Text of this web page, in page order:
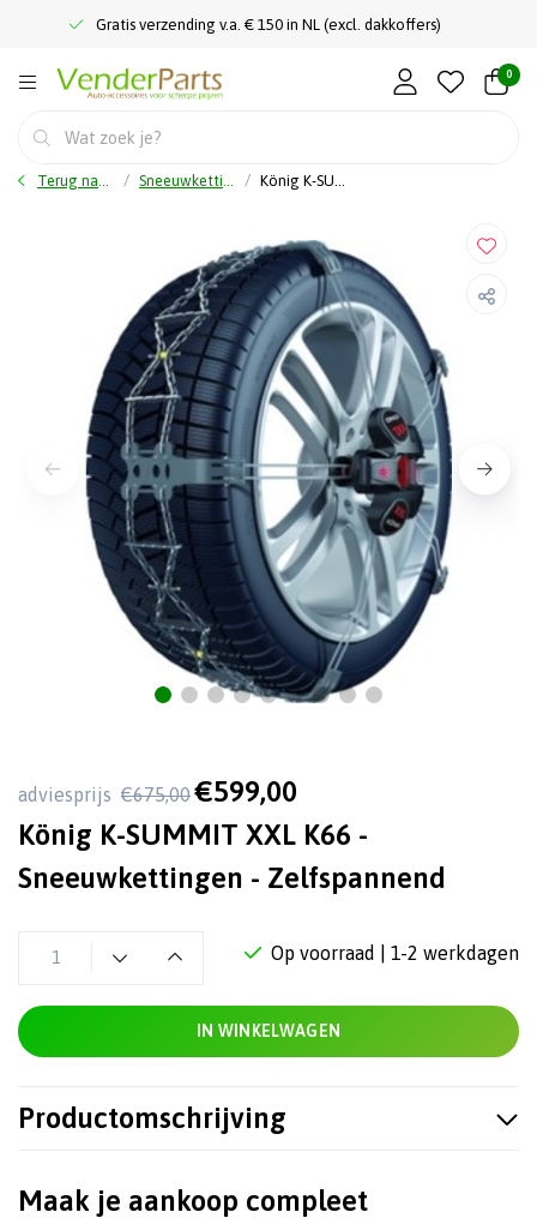
Gratis verzending v.a. € 150 in NL (excl. dakkoffers)
0
Terug naar home Sneeuwkettingen König K-SUMMIT XXL K66 - Sneeuwkettingen - Zelfspannend
adviesprijs €675,00 €599,00
König K-SUMMIT XXL K66 -
Sneeuwkettingen - Zelfspannend
Op voorraad | 1-2 werkdagen
IN WINKELWAGEN
Productomschrijving
Maak je aankoop compleet